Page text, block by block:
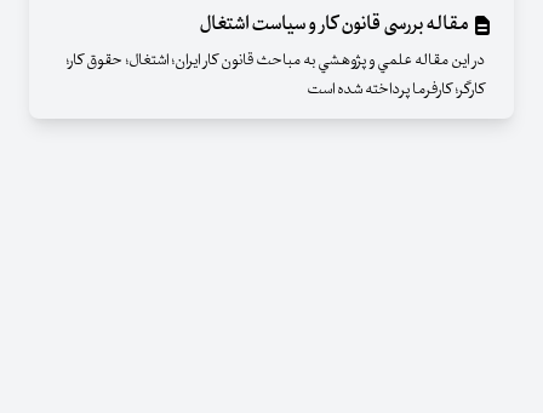
مقاله بررسی قانون کار و سیاست اشتغال
در اين مقاله علمي و پژوهشي به مباحث قانون کار ایران؛ اشتغال؛ حقوق کار؛
کارگر؛ کارفرما پرداخته شده است